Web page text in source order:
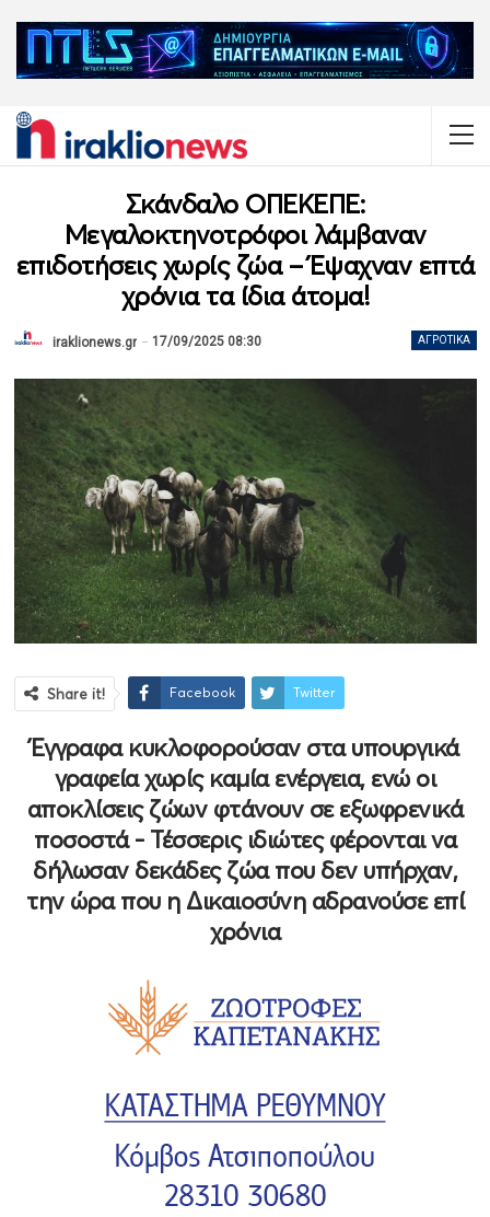
Σκάνδαλο ΟΠΕΚΕΠΕ:
Μεγαλοκτηνοτρόφοι λάμβαναν
επιδοτήσεις χωρίς ζώα – Έψαχναν επτά
χρόνια τα ίδια άτομα!
ΑΓΡΟΤΙΚΆ
iraklionews.gr 17/09/2025 08:30
Share it! Facebook Twitter
Έγγραφα κυκλοφορούσαν στα υπουργικά
γραφεία χωρίς καμία ενέργεια, ενώ οι
αποκλίσεις ζώων φτάνουν σε εξωφρενικά
ποσοστά - Τέσσερις ιδιώτες φέρονται να
δήλωσαν δεκάδες ζώα που δεν υπήρχαν,
την ώρα που η Δικαιοσύνη αδρανούσε επί
χρόνια